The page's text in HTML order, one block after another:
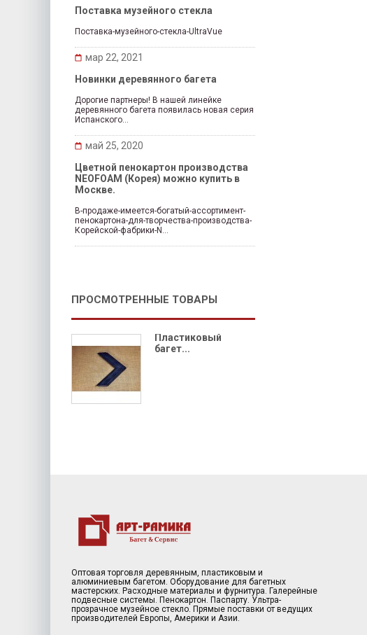
Поставка музейного стекла
Поставка-музейного-стекла-UltraVue
мар 22, 2021
Новинки деревянного багета
Дорогие партнеры! В нашей линейке
деревянного багета появилась новая серия
Испанского...
май 25, 2020
Цветной пенокартон производства
NEOFOAM (Корея) можно купить в
Москве.
В-продаже-имеется-богатый-ассортимент-
пенокартона-для-творчества-производства-
Корейской-фабрики-N...
ПРОСМОТРЕННЫЕ ТОВАРЫ
Пластиковый
багет...
Оптовая торговля деревянным, пластиковым и
алюминиевым багетом. Оборудование для багетных
мастерских. Расходные материалы и фурнитура. Галерейные
подвесные системы. Пенокартон. Паспарту. Ультра-
прозрачное музейное стекло. Прямые поставки от ведущих
производителей Европы, Америки и Азии.